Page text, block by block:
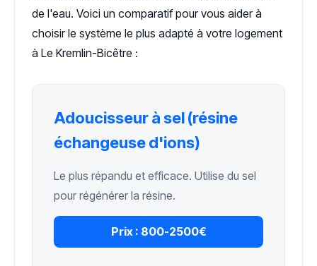
de l'eau. Voici un comparatif pour vous aider à
choisir le système le plus adapté à votre logement
à Le Kremlin-Bicêtre :
Adoucisseur à sel (résine
échangeuse d'ions)
Le plus répandu et efficace. Utilise du sel
pour régénérer la résine.
Prix : 800-2500€